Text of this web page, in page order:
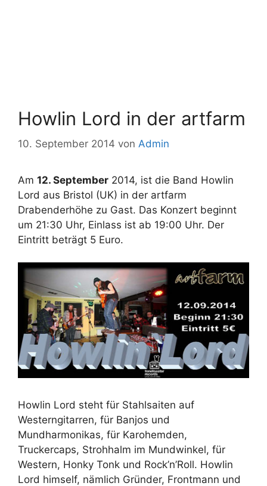
Howlin Lord in der artfarm
10. September 2014 von Admin
Am 12. September 2014, ist die Band Howlin
Lord aus Bristol (UK) in der artfarm
Drabenderhöhe zu Gast. Das Konzert beginnt
um 21:30 Uhr, Einlass ist ab 19:00 Uhr. Der
Eintritt beträgt 5 Euro.
Howlin Lord steht für Stahlsaiten auf
Westerngitarren, für Banjos und
Mundharmonikas, für Karohemden,
Truckercaps, Strohhalm im Mundwinkel, für
Western, Honky Tonk und Rock’n’Roll. Howlin
Lord himself, nämlich Gründer, Frontmann und